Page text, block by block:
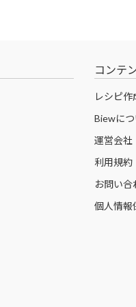
コンテ
レシピ作
Biewにつ
運営会社
利用規約
お問い合
個人情報